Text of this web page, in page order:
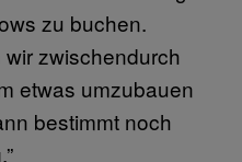
zu buchen.
zwischendurch
etwas umzubauen
bestimmt noch